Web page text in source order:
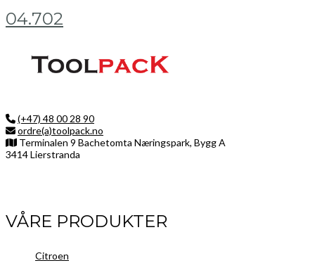
04.702
(+47) 48 00 28 90
ordre(a)toolpack.no
Terminalen 9 Bachetomta Næringspark, Bygg A
3414 Lierstranda
VÅRE PRODUKTER
Citroen